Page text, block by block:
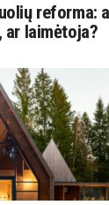
reforma:
laimėtoja?